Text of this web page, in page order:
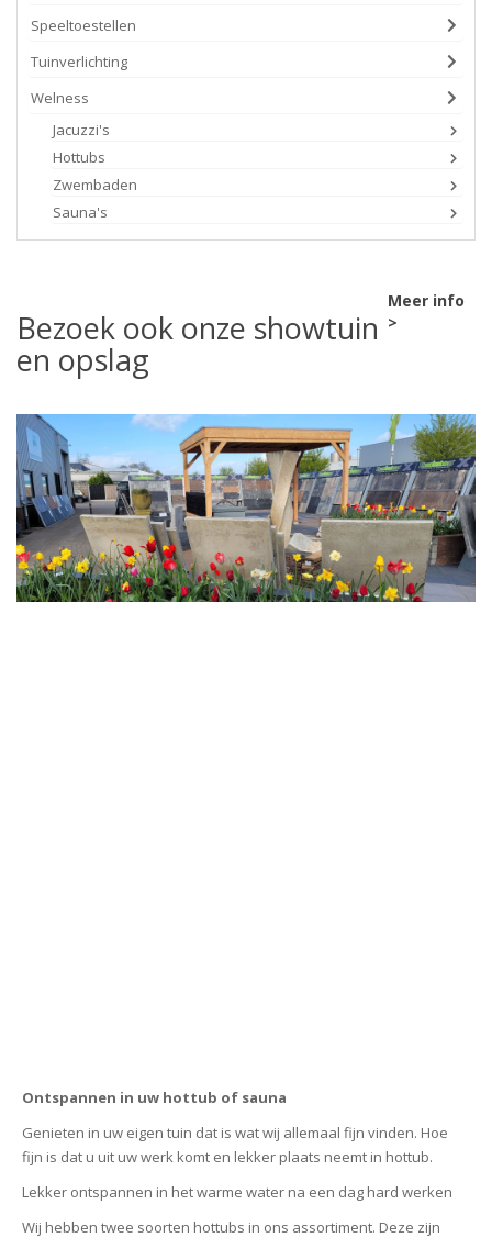
Speeltoestellen
Tuinverlichting
Welness
Jacuzzi's
Hottubs
Zwembaden
Sauna's
Bezoek ook onze showtuin
en opslag
Meer info
>
Ontspannen in uw hottub of sauna
Genieten in uw eigen tuin dat is wat wij allemaal fijn vinden. Hoe
fijn is dat u uit uw werk komt en lekker plaats neemt in hottub.
Lekker ontspannen in het warme water na een dag hard werken
Wij hebben twee soorten hottubs in ons assortiment. Deze zijn